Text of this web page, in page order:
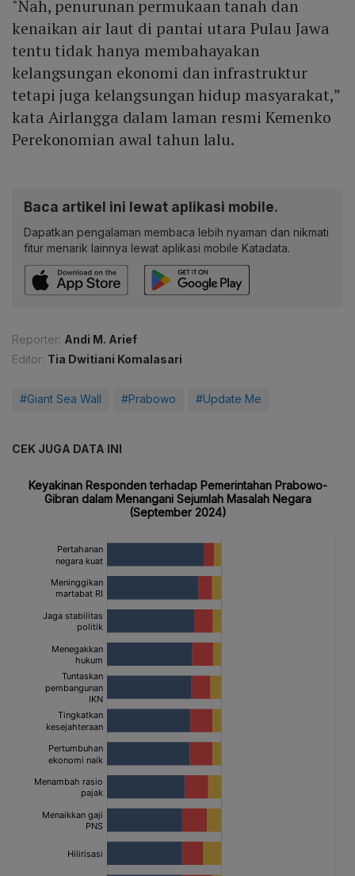
"Nah, penurunan permukaan tanah dan
kenaikan air laut di pantai utara Pulau Jawa
tentu tidak hanya membahayakan
kelangsungan ekonomi dan infrastruktur
tetapi juga kelangsungan hidup masyarakat,”
kata Airlangga dalam laman resmi Kemenko
Perekonomian awal tahun lalu.
Baca artikel ini lewat aplikasi mobile.
Dapatkan pengalaman membaca lebih nyaman dan nikmati
fitur menarik lainnya lewat aplikasi mobile Katadata.
Reporter: Andi M. Arief
Editor: Tia Dwitiani Komalasari
#Giant Sea Wall #Prabowo #Update Me
CEK JUGA DATA INI